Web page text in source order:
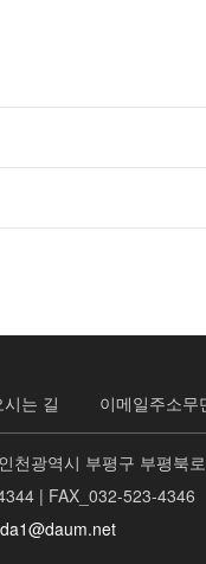
시는 길 이메일주소무
천광역시 부평구 부평북
| FAX_032-523-4346